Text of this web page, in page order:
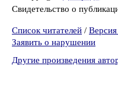
Свидетельство о
Список читателей /
Заявить о нарушении
Другие произведения